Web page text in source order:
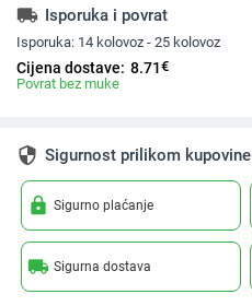
local_shipping Isporuka i povrat
Isporuka: 14 kolovoz - 25 kolovoz
Cijena dostave: 8.71€
Povrat bez muke
security Sigurnost prilikom kupovine
lock Sigurno plaćanje
local_shipping Sigurna dostava